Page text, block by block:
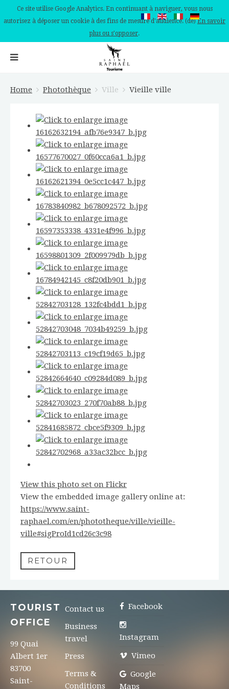
Ce site utilise Google Analytics. En continuant à naviguer, vous nous
autorisez à déposer un cookie à des fins de mesure d'audience. (de)En savoir
plus ou s'opposer.
Home Photothèque Ville Vieille ville
View this photo set on Flickr
View the embedded image gallery online at:
https://www.saint-
raphael.com/en/phototheque/ville/vieille-
ville#sigProId1cd26c3c98
RETOUR
TOURIST
OFFICE
99 Quai
Albert 1er
83700
Saint-
Contact us
Business
travel
Press
Terms &
Conditions
Facebook
Instagram
Vimeo
Google
Maps